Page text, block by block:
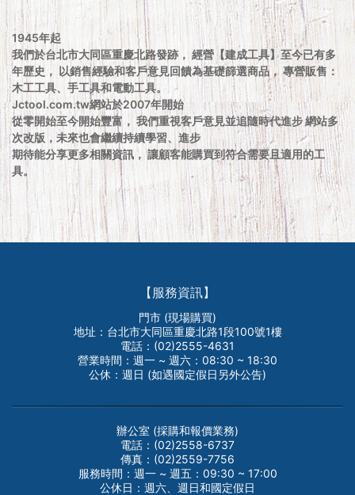
1945年起
我們於台北市大同區重慶北路發跡， 經營【建成工具】至今已有多
年歷史， 以銷售經驗和客戶意見回饋為基礎篩選商品， 專營販售：
木工工具、手工具和電動工具。
Jctool.com.tw網站於2007年開始
從零開始至今開始豐富， 我們重視客戶意見並追隨時代進步 網站多
次改版，未來也會繼續持續學習、進步
期待能分享更多相關資訊， 讓顧客能購買到符合需要且適用的工
具。
【服務資訊】
門市 (現場購買)
地址：台北市大同區重慶北路1段100號1樓
電話：(02)2555-4631
營業時間：週一 ~ 週六：08:30 ~ 18:30
公休：週日 (如遇國定假日另外公告)
辦公室 (採購和報價業務)
電話：(02)2558-6737
傳真：(02)2559-7756
服務時間：週一 ~ 週五：09:30 ~ 17:00
公休日：週六、週日和國定假日